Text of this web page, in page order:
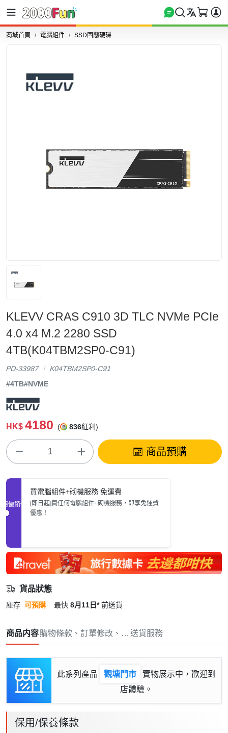
商城首頁 電腦組件 SSD固態硬碟
KLEVV CRAS C910 3D TLC NVMe PCIe
4.0 x4 M.2 2280 SSD
4TB(K04TBM2SP0-C91)
PD-33987
K04TBM2SP0-C91
#4TB#NVME
HK$ 4180 ( 836紅利)
商品預購
促銷優惠
買電腦組件+砌機服務 免運費
[即日起]買任何電腦組件+砌機服務，即享免運費
優惠！
貨品狀態
庫存 可預購 最快 8月11日* 前送貨
商品内容購物條款、訂單修改、取消與退款政策
送貨服務
此系列產品 觀塘門市
實物展示中，歡迎到
店體驗。
保用/保養條款